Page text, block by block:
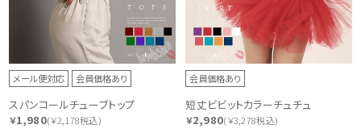
メール便対応 会員価格あり
スパンコールチューブトップ
￥1,980(￥2,178税込)
会員価格あり
短丈ビビットカラーチュチュ
￥2,980(￥3,278税込)